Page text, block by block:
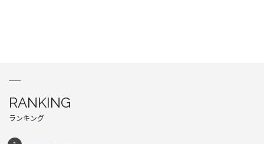
RANKING
ランキング